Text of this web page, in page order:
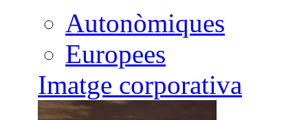
Autonòmiques
Europees
Imatge corporativa